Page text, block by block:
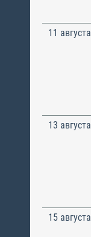
11 августа
13 августа
15 августа